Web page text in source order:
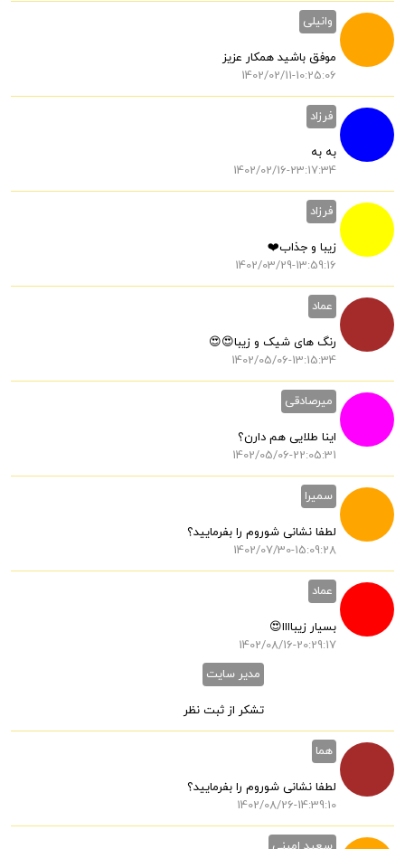
وانیلی
موفق باشید همکار عزیز
1402/02/11-10:25:06
فرزاد
به به
1402/02/16-23:17:34
فرزاد
زیبا و جذاب❤️
1402/03/29-13:59:16
عماد
رنگ های شیک و زیبا😍😍
1402/05/06-13:15:34
میرصادقی
اینا طلایی هم دارن؟
1402/05/06-22:05:31
سمیرا
لطفا نشانی شوروم را بفرمایید؟
1402/07/30-15:09:28
عماد
بسیار زیباااا😍
1402/08/16-20:29:17
مدیر سایت
تشکر از ثبت نظر
هما
لطفا نشانی شوروم را بفرمایید؟
1402/08/26-14:39:10